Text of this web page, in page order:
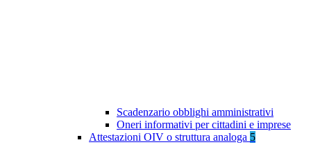
Scadenzario obblighi amministrativi
Oneri informativi per cittadini e imprese
Attestazioni OIV o struttura analoga 5